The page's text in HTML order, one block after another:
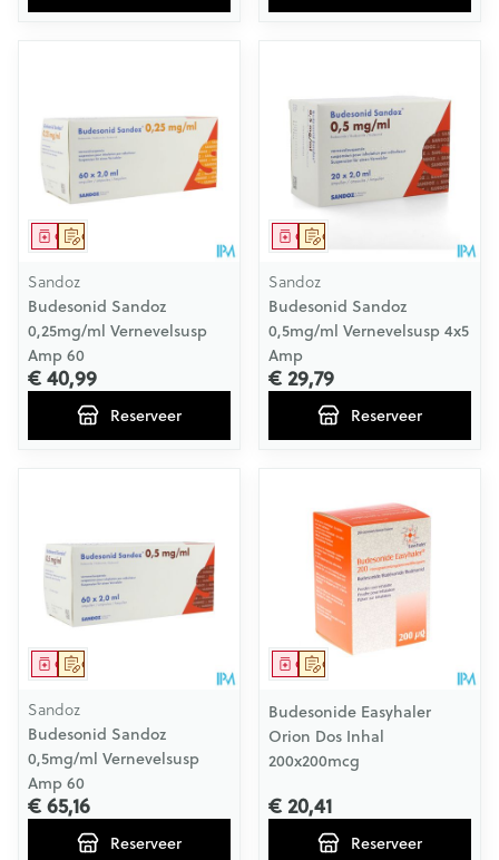
Op voorschrift
Geneesmiddel
Sandoz
Budesonid Sandoz
0,25mg/ml Vernevelsusp
Amp 60
€ 40,99
Reserveer
Op voorschrift
Geneesmiddel
Sandoz
Budesonid Sandoz
0,5mg/ml Vernevelsusp 4x5
Amp
€ 29,79
Reserveer
Op voorschrift
Geneesmiddel
Sandoz
Budesonid Sandoz
0,5mg/ml Vernevelsusp
Amp 60
€ 65,16
Reserveer
Op voorschrift
Geneesmiddel
Budesonide Easyhaler
Orion Dos Inhal
200x200mcg
€ 20,41
Reserveer